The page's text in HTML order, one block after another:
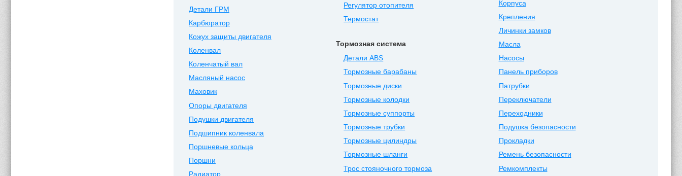
Детали ГРМ
Карбюратор
Кожух защиты двигателя
Коленвал
Коленчатый вал
Масляный насос
Маховик
Опоры двигателя
Подушки двигателя
Подшипник коленвала
Поршневые кольца
Поршни
Радиатор
Регулятор отопителя
Термостат
Тормозная система
Детали ABS
Тормозные барабаны
Тормозные диски
Тормозные колодки
Тормозные суппорты
Тормозные трубки
Тормозные цилиндры
Тормозные шланги
Трос стояночного тормоза
Корпуса
Крепления
Личинки замков
Масла
Насосы
Панель приборов
Патрубки
Переключатели
Переходники
Подушка безопасности
Прокладки
Ремень безопасности
Ремкомплекты